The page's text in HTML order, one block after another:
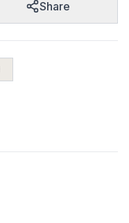
Share